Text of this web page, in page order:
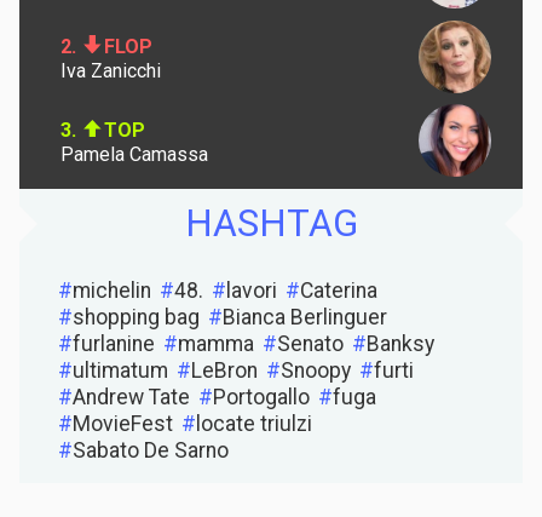
2.
FLOP
Iva Zanicchi
3.
TOP
Pamela Camassa
HASHTAG
michelin 48. lavori
Caterina
shopping bag
Bianca Berlinguer
furlanine
mamma Senato
Banksy
ultimatum
LeBron Snoopy
furti
Andrew Tate
Portogallo
fuga
MovieFest
locate triulzi
Sabato De Sarno